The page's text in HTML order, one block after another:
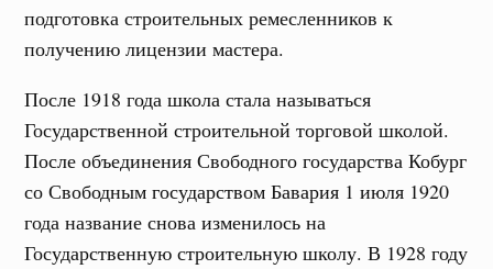
подготовка строительных ремесленников к
получению лицензии мастера.
После 1918 года школа стала называться
Государственной строительной торговой школой.
После объединения Свободного государства Кобург
со Свободным государством Бавария 1 июля 1920
года название снова изменилось на
Государственную строительную школу. В 1928 году